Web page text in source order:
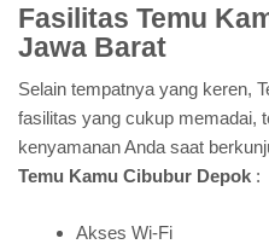
Fasilitas Temu
Jawa Barat
Selain tempatnya yang keren,
fasilitas yang cukup memadai,
kenyamanan Anda saat
Temu Kamu Cibubur Depok :
Akses Wi-Fi